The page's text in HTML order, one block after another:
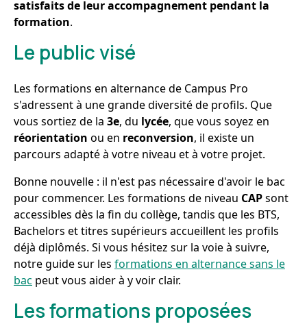
satisfaits de leur accompagnement pendant la
formation.
Le public visé
Les formations en alternance de Campus Pro
s'adressent à une grande diversité de profils. Que
vous sortiez de la 3e, du lycée, que vous soyez en
réorientation ou en reconversion, il existe un
parcours adapté à votre niveau et à votre projet.
Bonne nouvelle : il n'est pas nécessaire d'avoir le bac
pour commencer. Les formations de niveau CAPsont
accessibles dès la fin du collège, tandis que les BTS,
Bachelors et titres supérieurs accueillent les profils
déjà diplômés. Si vous hésitez sur la voie à suivre,
notre guide sur les formations en alternance sans le
bac peut vous aider à y voir clair.
Les formations proposées